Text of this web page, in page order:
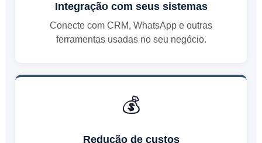
Integração com seus sistemas
Conecte com CRM, WhatsApp e outras
ferramentas usadas no seu negócio.
💰
Redução de custos